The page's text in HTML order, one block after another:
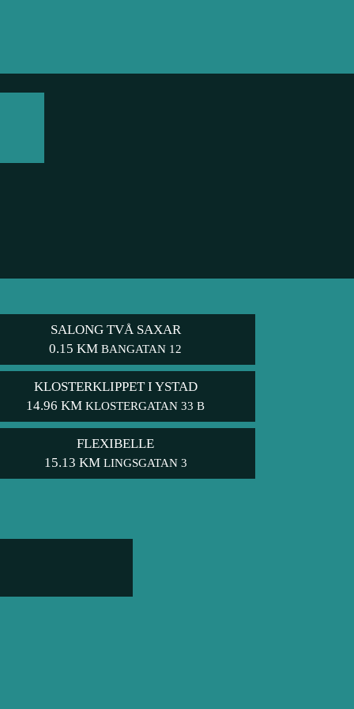
SALONG TVÅ SAXAR
0.15 KM BANGATAN 12
KLOSTERKLIPPET I YSTAD
14.96 KM KLOSTERGATAN 33 B
FLEXIBELLE
15.13 KM LINGSGATAN 3